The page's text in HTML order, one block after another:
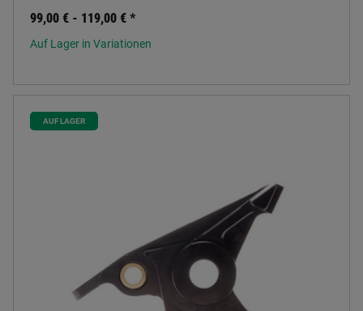
99,00 € - 119,00 € *
Auf Lager in Variationen
AUF LAGER